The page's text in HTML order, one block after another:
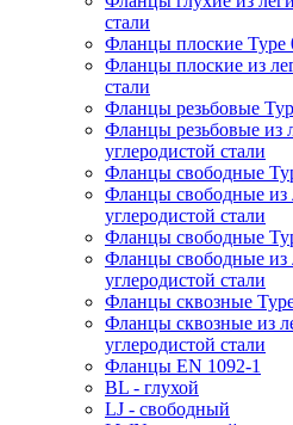
стали
Фланцы плоские Type
Фланцы плоские из
стали
Фланцы резьбовые
Фланцы резьбовые из
углеродистой стали
Фланцы свободные
Фланцы свободные из
углеродистой стали
Фланцы свободные
Фланцы свободные из
углеродистой стали
Фланцы сквозные
Фланцы сквозные из
углеродистой стали
Фланцы EN 1092-1
BL - глухой
LJ - свободный